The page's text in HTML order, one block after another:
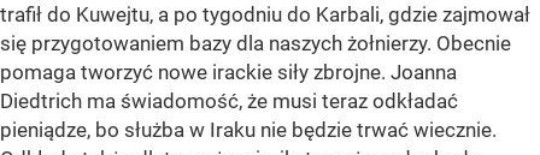
trafił do Kuwejtu, a po tygodniu do Karbali, gdzie zajmował
się przygotowaniem bazy dla naszych żołnierzy. Obecnie
pomaga tworzyć nowe irackie siły zbrojne. Joanna
Diedtrich ma świadomość, że musi teraz odkładać
pieniądze, bo służba w Iraku nie będzie trwać wiecznie.